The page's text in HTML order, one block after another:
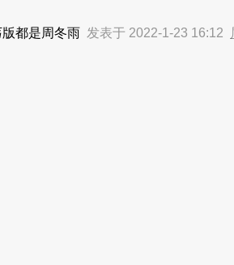
都是周冬雨 发表于 2022-1-23 16:12